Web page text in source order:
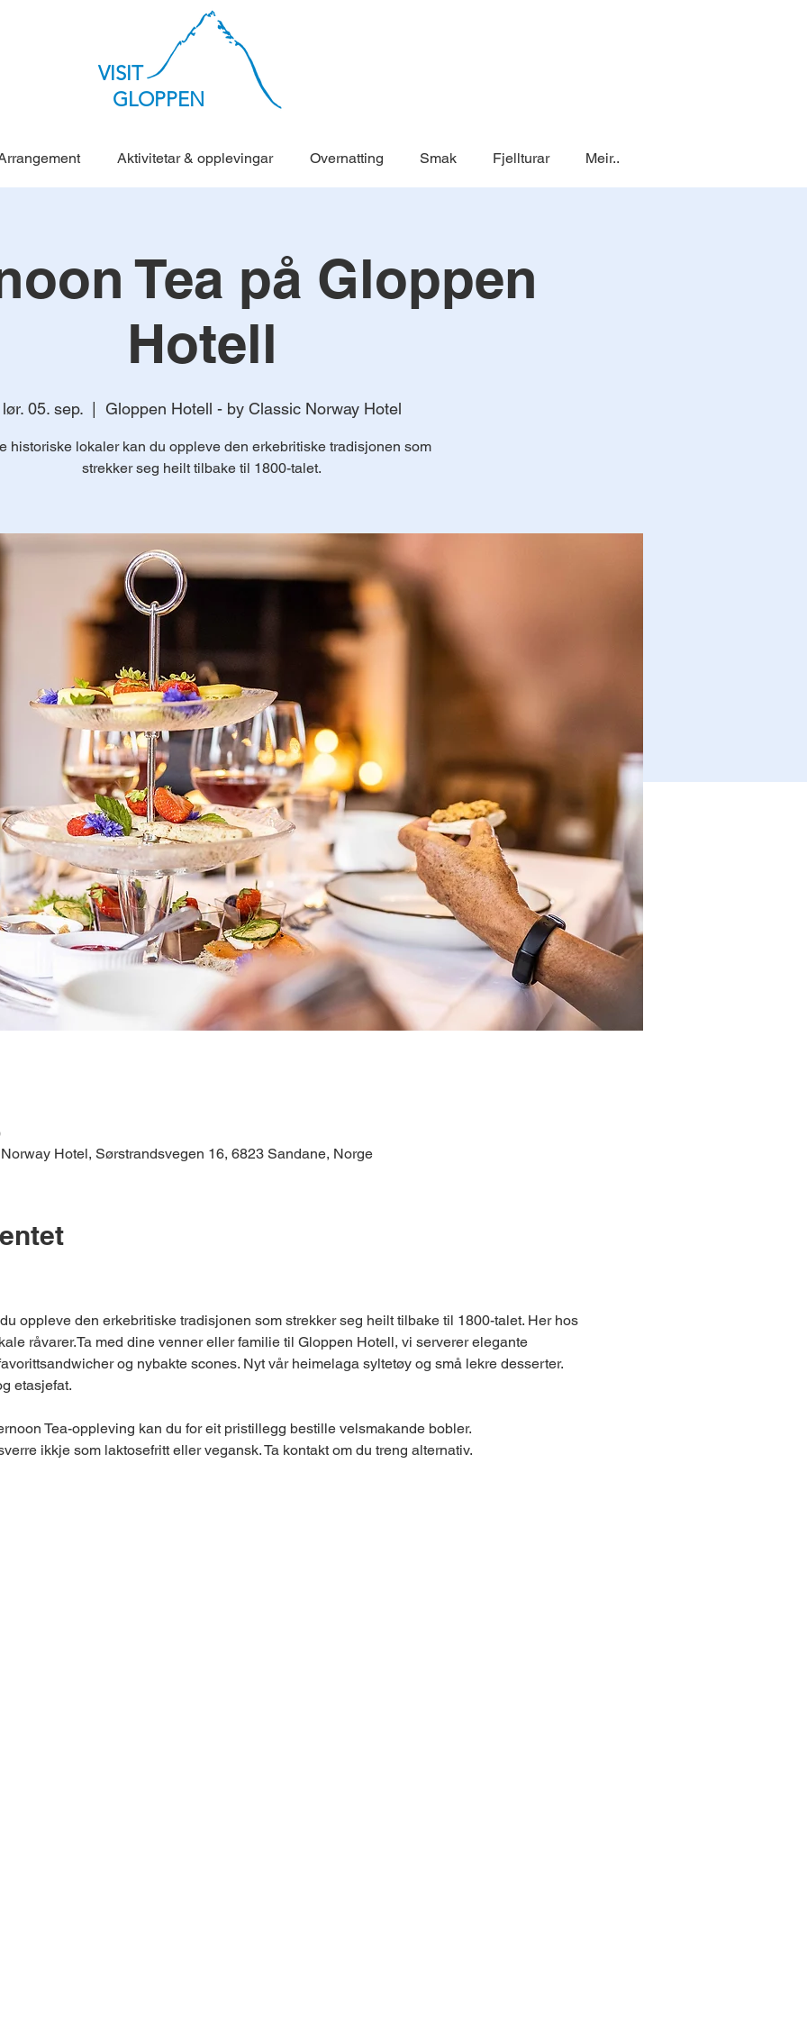
VISIT
GLOPPEN
Aktivitetar & opplevingar Overnatting Smak Fjellturar Meir..
Tea på Gloppen
Hotell
lør. 05. sep.
  |
Gloppen Hotell - by Classic Norway Hotel
historiske lokaler kan du oppleve den erkebritiske tradisjonen som
strekker seg heilt tilbake til 1800-talet.
Hotel, Sørstrandsvegen 16, 6823 Sandane, Norge
oppleve den erkebritiske tradisjonen som strekker seg heilt tilbake til 1800-talet. Her hos
råvarer.Ta med dine venner eller familie til Gloppen Hotell, vi serverer elegante
og nybakte scones. Nyt vår heimelaga syltetøy og små lekre desserter.
etasjefat.
Tea-oppleving kan du for eit pristillegg bestille velsmakande bobler.
ikkje som laktosefritt eller vegansk. Ta kontakt om du treng alternativ.